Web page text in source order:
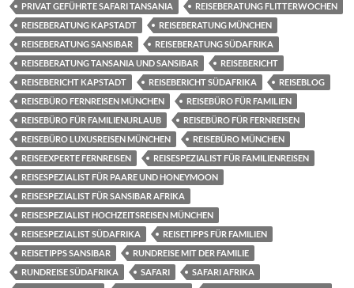
PRIVAT GEFÜHRTE SAFARI TANSANIA
REISEBERATUNG FLITTERWOCHEN
REISEBERATUNG KAPSTADT
REISEBERATUNG MÜNCHEN
REISEBERATUNG SANSIBAR
REISEBERATUNG SÜDAFRIKA
REISEBERATUNG TANSANIA UND SANSIBAR
REISEBERICHT
REISEBERICHT KAPSTADT
REISEBERICHT SÜDAFRIKA
REISEBLOG
REISEBÜRO FERNREISEN MÜNCHEN
REISEBÜRO FÜR FAMILIEN
REISEBÜRO FÜR FAMILIENURLAUB
REISEBÜRO FÜR FERNREISEN
REISEBÜRO LUXUSREISEN MÜNCHEN
REISEBÜRO MÜNCHEN
REISEEXPERTE FERNREISEN
REISESPEZIALIST FÜR FAMILIENREISEN
REISESPEZIALIST FÜR PAARE UND HONEYMOON
REISESPEZIALIST FÜR SANSIBAR AFRIKA
REISESPEZIALIST HOCHZEITSREISEN MÜNCHEN
REISESPEZIALIST SÜDAFRIKA
REISETIPPS FÜR FAMILIEN
REISETIPPS SANSIBAR
RUNDREISE MIT DER FAMILIE
RUNDREISE SÜDAFRIKA
SAFARI
SAFARI AFRIKA